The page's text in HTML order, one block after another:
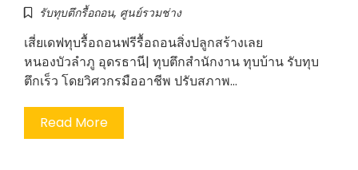
รับทุบตึกรื้อถอน, ศูนย์รวมช่าง
เสี่ยเดฟทุบรื้อถอนฟรีรื้อถอนสิ่งปลูกสร้างเลย
หนองบัวลำภู อุดรธานี| ทุบตึกสำนักงาน ทุบบ้าน รับทุบ
ตึกเร็ว โดยวิศวกรมืออาชีพ ปรับสภาพ…
Read More